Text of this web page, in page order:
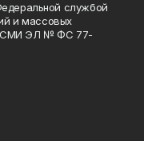
службой
и массовых
СМИ ЭЛ № ФС 77-